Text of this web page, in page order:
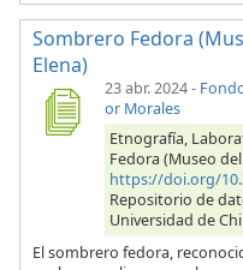
Sombrero Fedora
Elena)
23 abr. 2024-
or Morales
Etnografía,
Fedora (Museo
https://doi.org/
Repositorio de
Universidad de
El sombrero fedora,